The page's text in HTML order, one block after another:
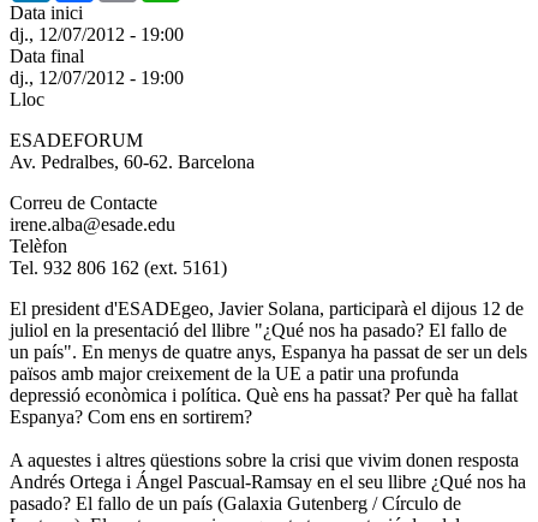
Data inici
dj., 12/07/2012 - 19:00
Data final
dj., 12/07/2012 - 19:00
Lloc
ESADEFORUM
Av. Pedralbes, 60-62. Barcelona
Correu de Contacte
irene.alba@esade.edu
Telèfon
Tel. 932 806 162 (ext. 5161)
El president d'ESADEgeo, Javier Solana, participarà el dijous 12 de
juliol en la presentació del llibre "¿Qué nos ha pasado? El fallo de
un país". En menys de quatre anys, Espanya ha passat de ser un dels
països amb major creixement de la UE a patir una profunda
depressió econòmica i política. Què ens ha passat? Per què ha fallat
Espanya? Com ens en sortirem?
A aquestes i altres qüestions sobre la crisi que vivim donen resposta
Andrés Ortega i Ángel Pascual-Ramsay en el seu llibre ¿Qué nos ha
pasado? El fallo de un país (Galaxia Gutenberg / Círculo de